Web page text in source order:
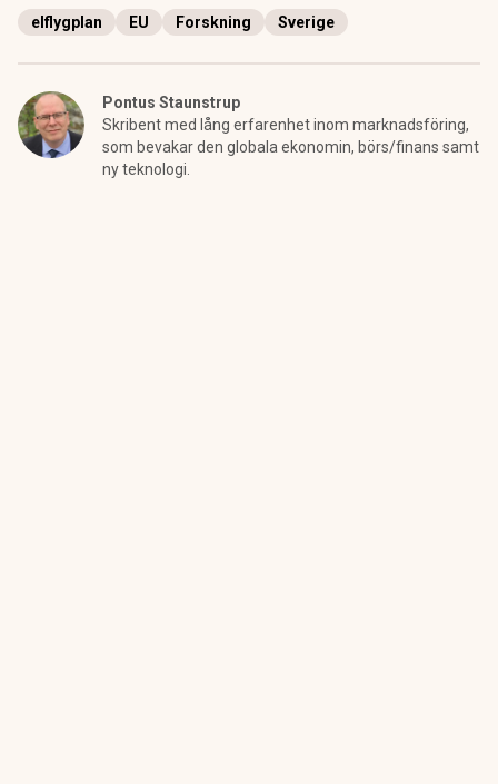
elflygplan EU Forskning Sverige
Pontus Staunstrup
Skribent med lång erfarenhet inom marknadsföring,
som bevakar den globala ekonomin, börs/finans samt
ny teknologi.